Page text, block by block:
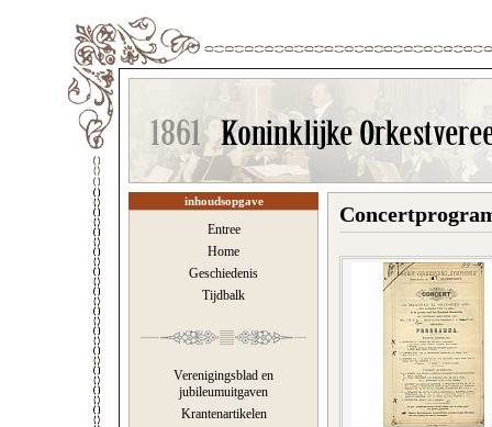
inhoudsopgave
Entree
Home
Geschiedenis
Tijdbalk
Verenigingsblad en
jubileumuitgaven
Krantenartikelen